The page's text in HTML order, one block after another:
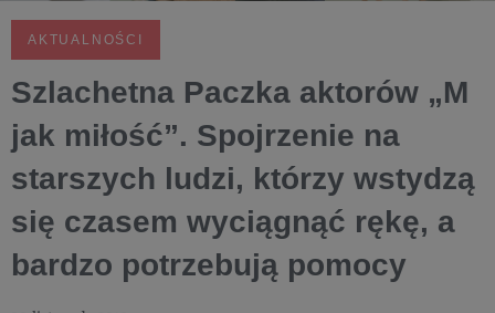
AKTUALNOŚCI
Szlachetna Paczka aktorów „M
jak miłość”. Spojrzenie na
starszych ludzi, którzy wstydzą
się czasem wyciągnąć rękę, a
bardzo potrzebują pomocy